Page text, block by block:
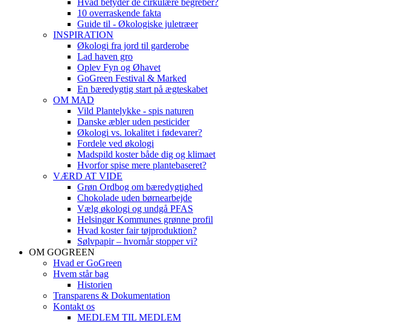
10 overraskende fakta
Guide til - Økologiske juletræer
INSPIRATION
Økologi fra jord til garderobe
Lad haven gro
Oplev Fyn og Øhavet
GoGreen Festival & Marked
En bæredygtig start på ægteskabet
OM MAD
Vild Plantelykke - spis naturen
Danske æbler uden pesticider
Økologi vs. lokalitet i fødevarer?
Fordele ved økologi
Madspild koster både dig og klimaet
Hvorfor spise mere plantebaseret?
VÆRD AT VIDE
Grøn Ordbog om bæredygtighed
Chokolade uden børnearbejde
Vælg økologi og undgå PFAS
Helsingør Kommunes grønne profil
Hvad koster fair tøjproduktion?
Sølvpapir – hvornår stopper vi?
OM GOGREEN
Hvad er GoGreen
Hvem står bag
Historien
Transparens & Dokumentation
Kontakt os
MEDLEM TIL MEDLEM